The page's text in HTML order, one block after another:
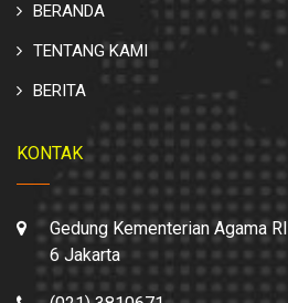
BERANDA
TENTANG KAMI
BERITA
KONTAK
Gedung Kementerian Agama
6 Jakarta